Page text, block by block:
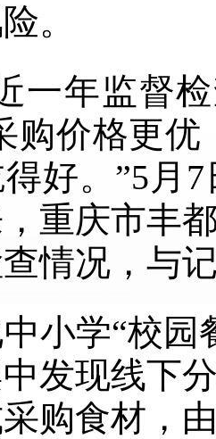
。
年监督检
购价格更
好。”5月
重庆市丰
情况，与
学“校园餐
发现线下
购食材，